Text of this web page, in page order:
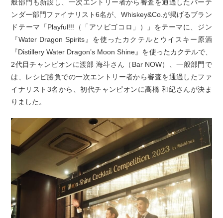
般部門も新設し、一次エントリー者から審査を通過したバーテ
ンダー部門ファイナリスト6名が、Whiskey&Co.が掲げるブラン
ドテーマ「Playful!!!（「アソビゴコロ」）」をテーマに、ジン
『Water Dragon Spirits』を使ったカクテルとウイスキー原酒
『Distillery Water Dragon’s Moon Shine』を使ったカクテルで、
2代目チャンピオンに渡部 海斗さん（Bar NOW）、一般部門で
は、レシピ勝負での一次エントリー者から審査を通過したファ
イナリスト3名から、初代チャンピオンに高橋 和紀さんが決ま
りました。